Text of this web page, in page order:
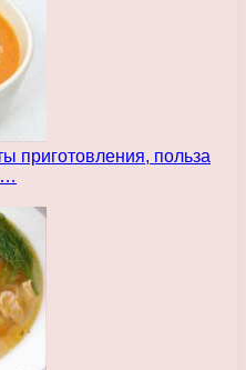
приготовления, польза